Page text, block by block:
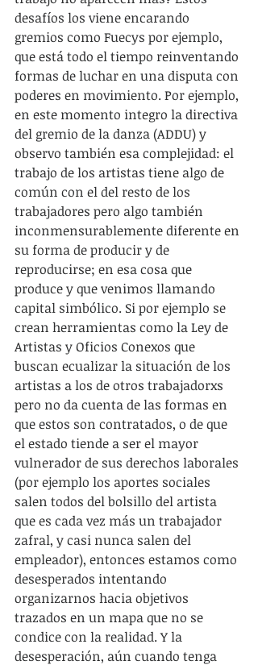
desafíos los viene encarando
gremios como Fuecys por ejemplo,
que está todo el tiempo reinventando
formas de luchar en una disputa con
poderes en movimiento. Por ejemplo,
en este momento integro la directiva
del gremio de la danza (ADDU) y
observo también esa complejidad: el
trabajo de los artistas tiene algo de
común con el del resto de los
trabajadores pero algo también
inconmensurablemente diferente en
su forma de producir y de
reproducirse; en esa cosa que
produce y que venimos llamando
capital simbólico. Si por ejemplo se
crean herramientas como la Ley de
Artistas y Oficios Conexos que
buscan ecualizar la situación de los
artistas a los de otros trabajadorxs
pero no da cuenta de las formas en
que estos son contratados, o de que
el estado tiende a ser el mayor
vulnerador de sus derechos laborales
(por ejemplo los aportes sociales
salen todos del bolsillo del artista
que es cada vez más un trabajador
zafral, y casi nunca salen del
empleador), entonces estamos como
desesperados intentando
organizarnos hacia objetivos
trazados en un mapa que no se
condice con la realidad. Y la
desesperación, aún cuando tenga